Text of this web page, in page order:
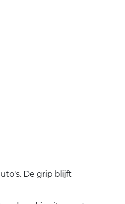
De grip blijft